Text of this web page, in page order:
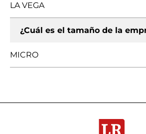
LA VEGA
¿Cuál es el tamaño de la
MICRO